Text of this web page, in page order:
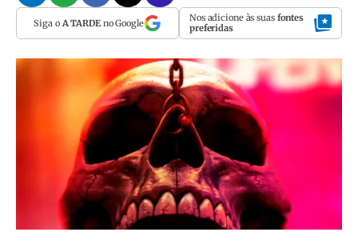
Siga o A TARDEno Google Nos adicione às suas fontes
preferidas